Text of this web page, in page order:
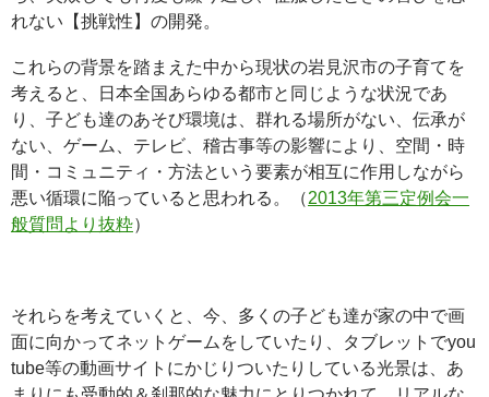
れない【挑戦性】の開発。
これらの背景を踏まえた中から現状の岩見沢市の子育てを
考えると、日本全国あらゆる都市と同じような状況であ
り、子ども達のあそび環境は、群れる場所がない、伝承が
ない、ゲーム、テレビ、稽古事等の影響により、空間・時
間・コミュニティ・方法という要素が相互に作用しながら
悪い循環に陥っていると思われる。（2013年第三定例会一
般質問より抜粋）
それらを考えていくと、今、多くの子ども達が家の中で画
面に向かってネットゲームをしていたり、タブレットでyou
tube等の動画サイトにかじりついたりしている光景は、あ